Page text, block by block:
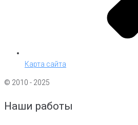
Карта сайта
© 2010 - 2025
Наши работы